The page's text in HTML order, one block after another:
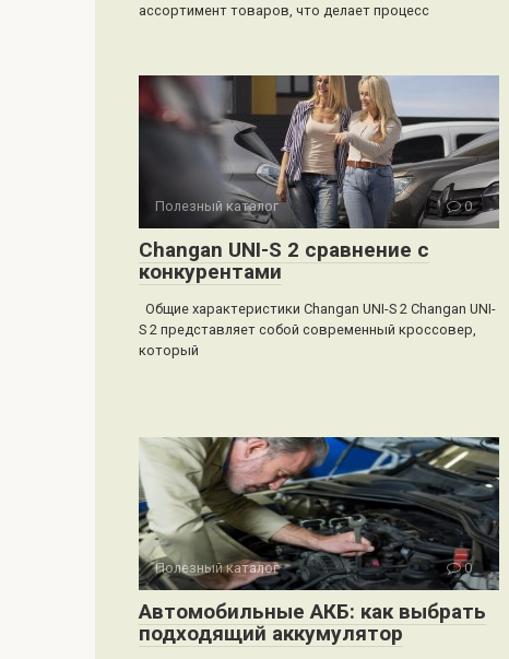
ассортимент товаров, что делает процесс
Полезный каталог 0
Changan UNI-S 2 сравнение с
конкурентами
Общие характеристики Changan UNI-S 2 Changan UNI-
S 2 представляет собой современный кроссовер,
который
Полезный каталог 0
Автомобильные АКБ: как выбрать
подходящий аккумулятор